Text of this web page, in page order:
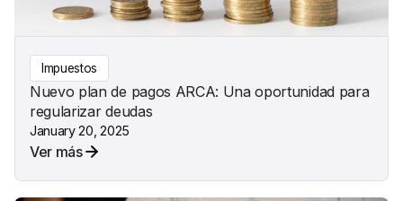
Impuestos
Nuevo plan de pagos ARCA: Una oportunidad para
regularizar deudas
January 20, 2025
Ver más